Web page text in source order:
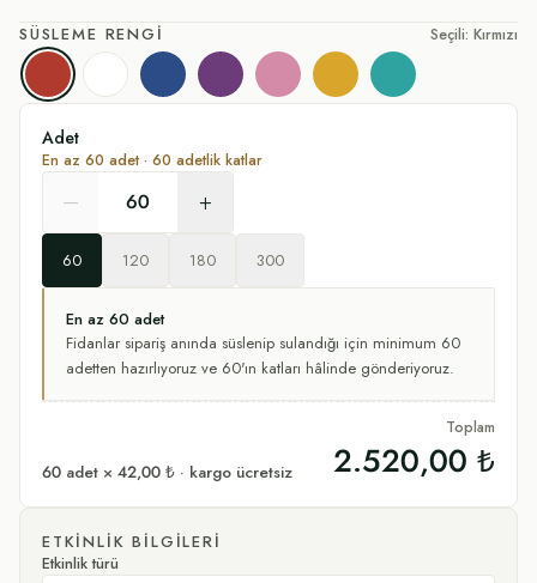
SÜSLEME RENGI Seçili: Kırmızı
Kırmızı Beyaz LacivertMor Pembe Sarı Turkuaz
Adet
En az 60 adet · 60 adetlik katlar
– +
60 120 180 300
En az 60 adet
Fidanlar sipariş anında süslenip sulandığı için minimum 60
adetten hazırlıyoruz ve 60'ın katları hâlinde gönderiyoruz.
60 adet × 42,00 ₺ · kargo ücretsiz
Toplam
2.520,00 ₺
ETKINLIK BILGILERI
Etkinlik türü